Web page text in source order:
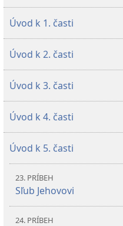
Úvod k 1. časti
Úvod k 2. časti
Úvod k 3. časti
Úvod k 4. časti
Úvod k 5. časti
23. PRÍBEH
Sľub Jehovovi
24. PRÍBEH